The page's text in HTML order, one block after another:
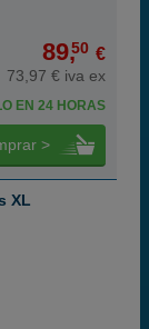
89,50 €
73,97 € iva ex
EN 24 HORAS
>
XL